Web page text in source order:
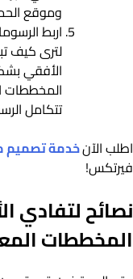
وموقع
اربط
لترى كيف
الأفقي
المخططات
تتكامل
اطلب الآنخدمة تصميم
فيرتكس!
نصائح لتفادي
المخططات